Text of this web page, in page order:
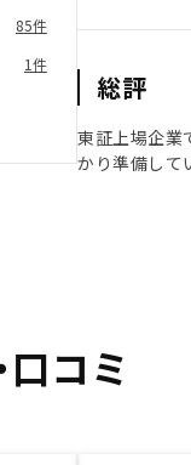
85件
1件
総評
東証上場企業
かり準備して
口コミ